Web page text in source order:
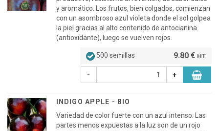
y aromático. Los frutos, bien colgados, comienzan
con un asombroso azul violeta donde el sol golpea
la piel gracias al alto contenido de antocianina
(antioxidante), luego se vuelven rojos.
500 semillas 9.80 € HT
- +
INDIGO APPLE - BIO
Variedad de color fuerte con un azul intenso. Las
partes menos expuestas a la luz son de un rojo